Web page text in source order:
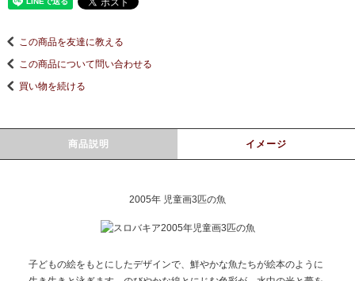
この商品を友達に教える
この商品について問い合わせる
買い物を続ける
商品説明 イメージ
2005年 児童画3匹の魚
子どもの絵をもとにしたデザインで、鮮やかな魚たちが絵本のように